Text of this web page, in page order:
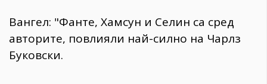
Вангел: "Фанте, Хамсун и Селин са сред
авторите, повлияли най-силно на Чарлз
Буковски.